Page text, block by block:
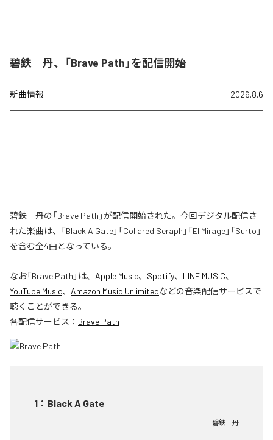
碧鉄 丹、「Brave Path」を配信開始
新曲情報 2026.8.6
碧鉄 丹の「Brave Path」が配信開始された。今回デジタル配信さ
れた楽曲は、「Black A Gate」「Collared Seraph」「El Mirage」「Surto」
を含む全4曲となっている。
なお「Brave Path 」は、 Apple Music、 Spotify、 LINE MUSIC、
YouTube Music、 Amazon Music Unlimitedなどの音楽配信サービスで
聴くことができる。
各配信サービス： Brave Path
1 ： Black A Gate
碧鉄 丹